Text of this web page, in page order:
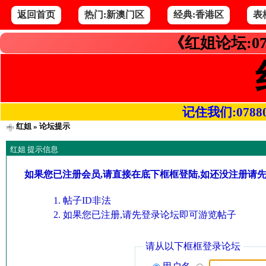
返回首页 热门:新澳门区 经典:香港区 表
《红姐论坛
记住我们
红姐» 论坛提示
红姐 提示信息
如果您已注册会员,请直接在底下框框登陆,如还没注册请
帖子ID非法
如果您已注册,请先登录论坛即可游览帖子
请从以下框框登录论坛